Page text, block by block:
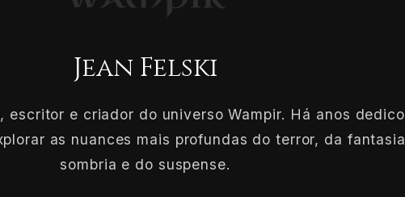
Jean Felski
escritor e criador do universo Wampir. Há anos dedico
as nuances mais profundas do terror, da fantasia
sombria e do suspense.